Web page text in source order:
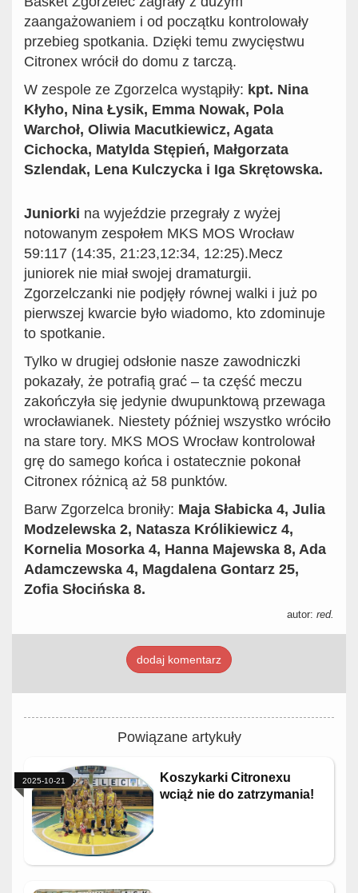
zaangażowaniem i od początku kontrolowały
przebieg spotkania. Dzięki temu zwycięstwu
Citronex wrócił do domu z tarczą.
W zespole ze Zgorzelca wystąpiły: kpt. Nina
Kłyho, Nina Łysik, Emma Nowak, Pola
Warchoł, Oliwia Macutkiewicz, Agata
Cichocka, Matylda Stępień, Małgorzata
Szlendak, Lena Kulczycka i Iga Skrętowska.
Juniorki na wyjeździe przegrały z wyżej
notowanym zespołem MKS MOS Wrocław
59:117 (14:35, 21:23,12:34, 12:25).Mecz
juniorek nie miał swojej dramaturgii.
Zgorzelczanki nie podjęły równej walki i już po
pierwszej kwarcie było wiadomo, kto zdominuje
to spotkanie.
Tylko w drugiej odsłonie nasze zawodniczki
pokazały, że potrafią grać – ta część meczu
zakończyła się jedynie dwupunktową przewaga
wrocławianek. Niestety później wszystko wróciło
na stare tory. MKS MOS Wrocław kontrolował
grę do samego końca i ostatecznie pokonał
Citronex różnicą aż 58 punktów.
Barw Zgorzelca broniły: Maja Słabicka 4, Julia
Modzelewska 2, Natasza Królikiewicz 4,
Kornelia Mosorka 4, Hanna Majewska 8, Ada
Adamczewska 4, Magdalena Gontarz 25,
Zofia Słocińska 8.
autor: red.
dodaj komentarz
Powiązane artykuły
Koszykarki Citronexu
wciąż nie do zatrzymania!
2025-10-21